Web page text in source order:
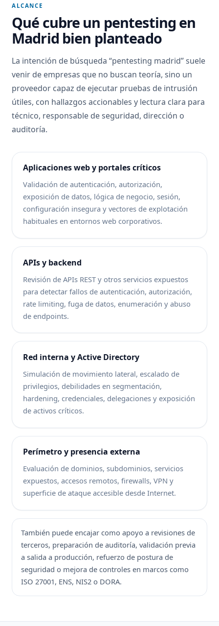
ALCANCE
Qué cubre un pentesting en
Madrid bien planteado
La intención de búsqueda “pentesting madrid” suele
venir de empresas que no buscan teoría, sino un
proveedor capaz de ejecutar pruebas de intrusión
útiles, con hallazgos accionables y lectura clara para
técnico, responsable de seguridad, dirección o
auditoría.
Aplicaciones web y portales críticos
Validación de autenticación, autorización,
exposición de datos, lógica de negocio, sesión,
configuración insegura y vectores de explotación
habituales en entornos web corporativos.
APIs y backend
Revisión de APIs REST y otros servicios expuestos
para detectar fallos de autenticación, autorización,
rate limiting, fuga de datos, enumeración y abuso
de endpoints.
Red interna y Active Directory
Simulación de movimiento lateral, escalado de
privilegios, debilidades en segmentación,
hardening, credenciales, delegaciones y exposición
de activos críticos.
Perímetro y presencia externa
Evaluación de dominios, subdominios, servicios
expuestos, accesos remotos, firewalls, VPN y
superficie de ataque accesible desde Internet.
También puede encajar como apoyo a revisiones de
terceros, preparación de auditoría, validación previa
a salida a producción, refuerzo de postura de
seguridad o mejora de controles en marcos como
ISO 27001, ENS, NIS2 o DORA.